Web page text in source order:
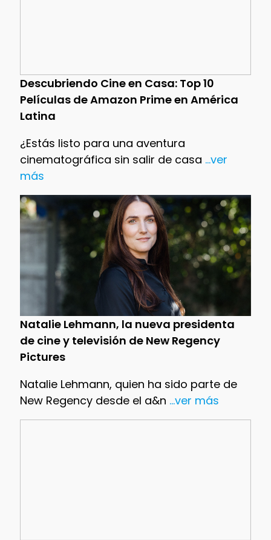
Descubriendo Cine en Casa: Top 10
Películas de Amazon Prime en América
Latina
¿Estás listo para una aventura
cinematográfica sin salir de casa ...ver
más
Natalie Lehmann, la nueva presidenta
de cine y televisión de New Regency
Pictures
Natalie Lehmann, quien ha sido parte de
New Regency desde el a&n ...ver más